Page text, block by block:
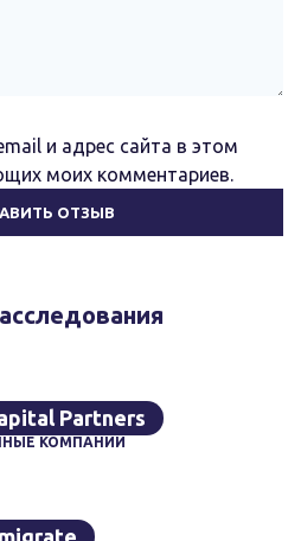
и адрес сайта в этом
моих комментариев.
Partners
КОМПАНИИ